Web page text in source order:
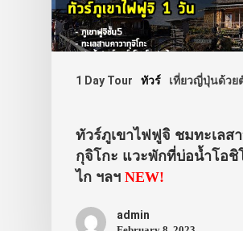
1 Day Tour ทัวร์ เที่ยวญี่ปุ่นด้วย
ทัวร์ภูเขาไฟฟูจิ ชมทะเลส
กุจิโกะ แวะพักที่บ่อน้ำโอชิ
ไก ฯลฯ NEW!
admin
ทัว
ที่
สา
ภา